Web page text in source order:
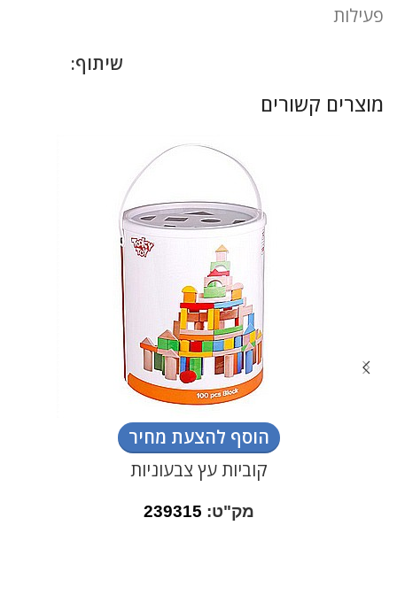
פעילות
שיתוף:
מוצרים קשורים
הוסף להצעת מחיר
קוביות עץ צבעוניות
מק"ט: 239315